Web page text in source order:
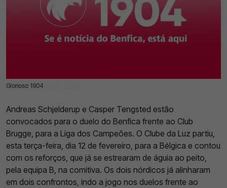
Glorioso 1904
14 Fev 2023 | 10:20 |
Andreas Schjelderup e Casper Tengsted estão
convocados para o duelo do Benfica frente ao Club
Brugge, para a Liga dos Campeões. O Clube da Luz partiu,
esta terça-feira, dia 12 de fevereiro, para a Bélgica e contou
com os reforços, que já se estrearam de águia ao peito,
pela equipa B, na comitiva. Os dois nórdicos já alinharam
em dois confrontos, indo a jogo nos duelos frente ao